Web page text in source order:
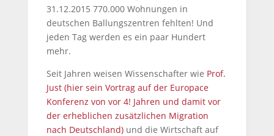
31.12.2015 770.000 Wohnungen in
deutschen Ballungszentren fehlten! Und
jeden Tag werden es ein paar Hundert
mehr.
Seit Jahren weisen Wissenschafter wie Prof.
Just (hier sein Vortrag auf der Europace
Konferenz von vor 4! Jahren und damit vor
der erheblichen zusätzlichen Migration
nach Deutschland)und die Wirtschaft auf